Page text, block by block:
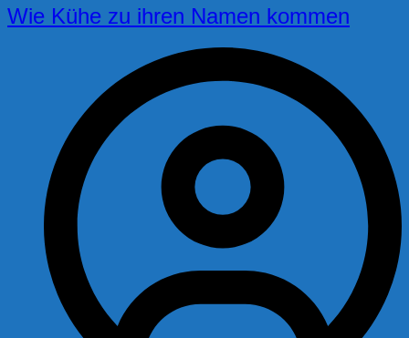
Wie Kühe zu ihren Namen kommen